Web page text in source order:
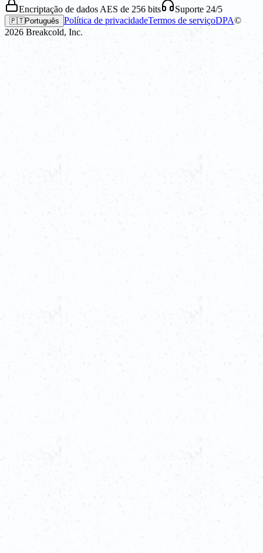
Encriptação de dados AES de 256 bits Suporte 24/5
🇵🇹Português Política de privacidadeTermos de serviçoDPA©
2026 Breakcold, Inc.